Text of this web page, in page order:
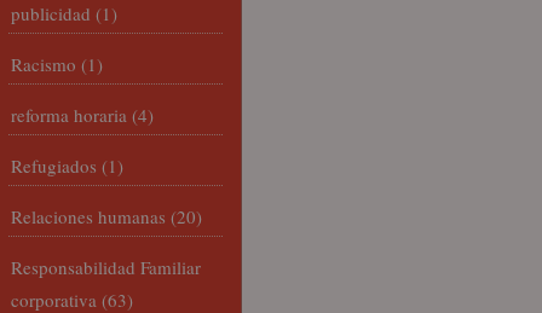
publicidad (1)
Racismo (1)
reforma horaria (4)
Refugiados (1)
Relaciones humanas (20)
Responsabilidad Familiar
corporativa (63)